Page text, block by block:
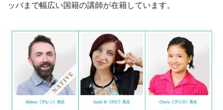
ッパまで幅広い国籍の講師が在籍しています。